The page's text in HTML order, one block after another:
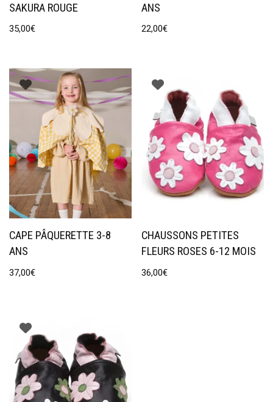
SAKURA ROUGE
35,00€
ANS
22,00€
CAPE PÂQUERETTE 3-8
ANS
37,00€
CHAUSSONS PETITES
FLEURS ROSES 6-12 MOIS
36,00€